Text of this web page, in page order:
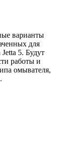
варианты
для
5. Будут
работы и
омывателя,